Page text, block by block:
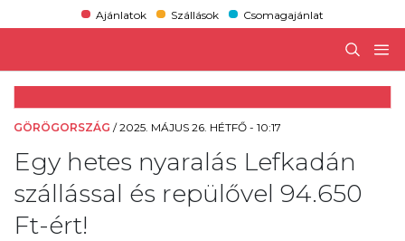
Ajánlatok Szállások Csomagajánlat
GÖRÖGORSZÁG /2025. MÁJUS 26. HÉTFŐ - 10:17
Egy hetes nyaralás Lefkadán
szállással és repülővel 94.650
Ft-ért!